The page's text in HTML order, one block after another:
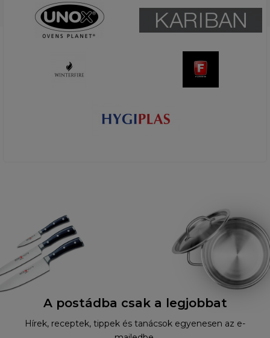
A postádba csak a legjobbat
Hírek, receptek, tippek és tanácsok egyenesen az e-